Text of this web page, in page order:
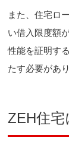
また、住宅ロ
い借入限度額
性能を証明す
たす必要があ
ZEH住